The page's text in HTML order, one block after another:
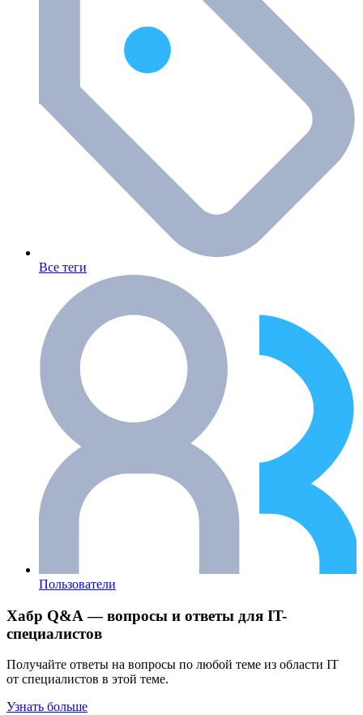
Все теги
Пользователи
Хабр Q&A — вопросы и ответы для IT-
специалистов
Получайте ответы на вопросы по любой теме из области IT
от специалистов в этой теме.
Узнать больше